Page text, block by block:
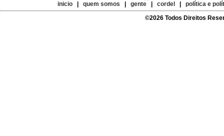
inicio quem somos gente cordel
política e
©2026 Todos Direitos